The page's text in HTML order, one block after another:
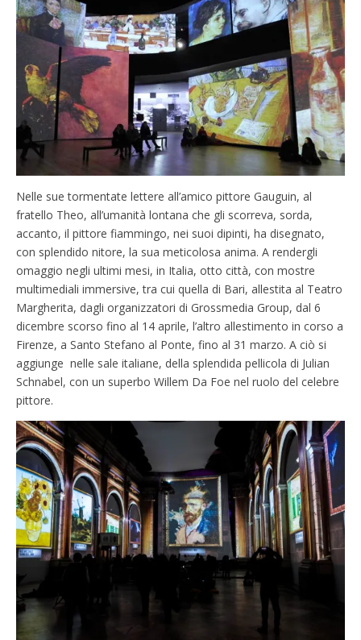
Nelle sue tormentate lettere all’amico pittore Gauguin, al
fratello Theo, all’umanità lontana che gli scorreva, sorda,
accanto, il pittore fiammingo, nei suoi dipinti, ha disegnato,
con splendido nitore, la sua meticolosa anima. A rendergli
omaggio negli ultimi mesi, in Italia, otto città, con mostre
multimediali immersive, tra cui quella di Bari, allestita al Teatro
Margherita, dagli organizzatori di Grossmedia Group, dal 6
dicembre scorso fino al 14 aprile, l’altro allestimento in corso a
Firenze, a Santo Stefano al Ponte, fino al 31 marzo. A ciò si
aggiunge nelle sale italiane, della splendida pellicola di Julian
Schnabel, con un superbo Willem Da Foe nel ruolo del celebre
pittore.